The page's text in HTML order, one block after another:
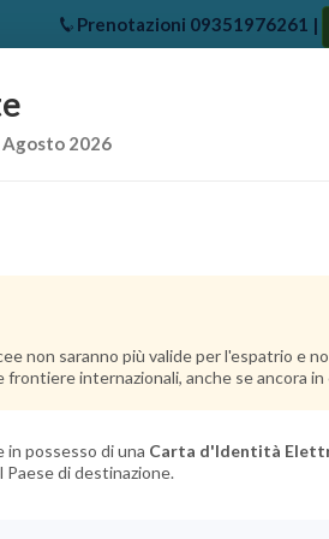
Prenotazioni 09351976261 |
Agosto 2026
non saranno più valide per l'espatrio e
internazionali, anche se ancora in
in possesso di una Carta d'Identità
di destinazione.